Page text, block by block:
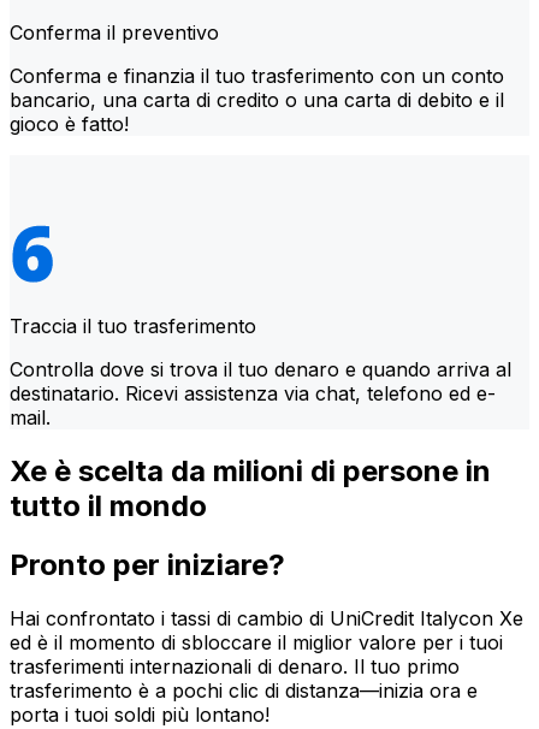
Conferma il preventivo
Conferma e finanzia il tuo trasferimento con un conto
bancario, una carta di credito o una carta di debito e il
gioco è fatto!
Traccia il tuo trasferimento
Controlla dove si trova il tuo denaro e quando arriva al
destinatario. Ricevi assistenza via chat, telefono ed e-
mail.
Xe è scelta da milioni di persone in
tutto il mondo
Pronto per iniziare?
Hai confrontato i tassi di cambio di UniCredit Italycon Xe
ed è il momento di sbloccare il miglior valore per i tuoi
trasferimenti internazionali di denaro. Il tuo primo
trasferimento è a pochi clic di distanza—inizia ora e
porta i tuoi soldi più lontano!